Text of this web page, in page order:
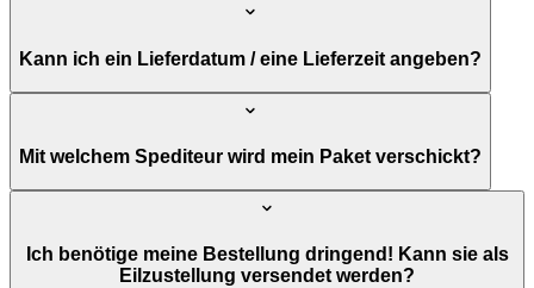
Kann ich ein Lieferdatum / eine Lieferzeit angeben?
Mit welchem ​​Spediteur wird mein Paket verschickt?
Ich benötige meine Bestellung dringend! Kann sie als
Eilzustellung versendet werden?